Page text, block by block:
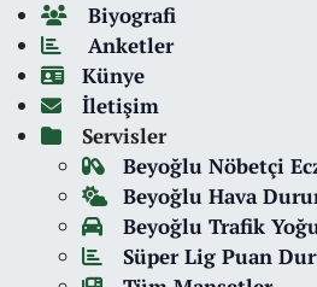
Biyografi
Anketler
Künye
İletişim
Servisler
Beyoğlu Nöbetçi
Beyoğlu Hava
Beyoğlu Trafik
Süper Lig Puan